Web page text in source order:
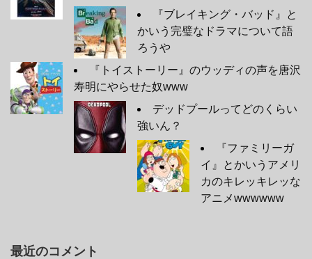
『ブレイキング・バッド』と
かいう完璧なドラマについて語
ろうや
『トイストーリー』のウッディの声を唐沢
寿明にやらせた奴www
デッドプールってどのくらい
強いん？
『ファミリーガ
イ』とかいうアメリ
カのキレッキレッな
アニメwwwwww
最近のコメント